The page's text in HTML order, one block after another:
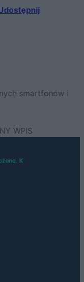
smartfonów i
K